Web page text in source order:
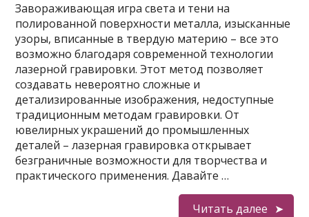
Завораживающая игра света и тени на
полированной поверхности металла, изысканные
узоры, вписанные в твердую материю – все это
возможно благодаря современной технологии
лазерной гравировки. Этот метод позволяет
создавать невероятно сложные и
детализированные изображения, недоступные
традиционным методам гравировки. От
ювелирных украшений до промышленных
деталей – лазерная гравировка открывает
безграничные возможности для творчества и
практического применения. Давайте …
Читать далее